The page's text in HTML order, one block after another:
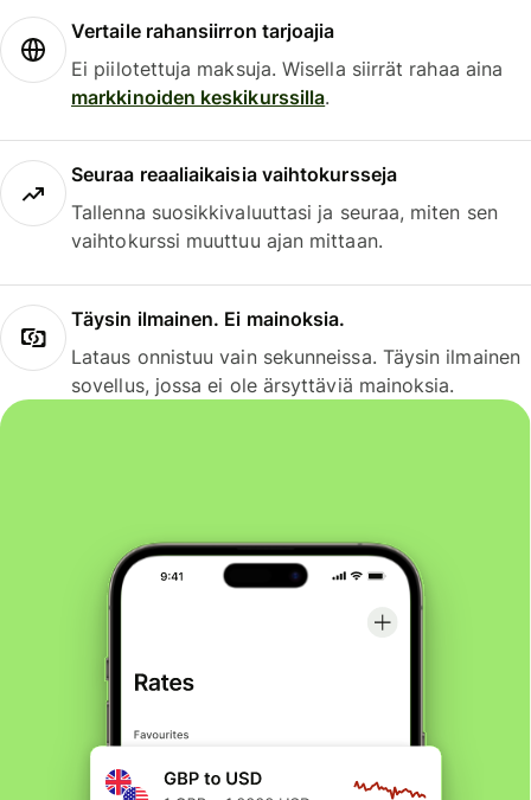
Vertaile rahansiirron tarjoajia
Ei piilotettuja maksuja. Wisella siirrät rahaa aina
markkinoiden keskikurssilla.
Seuraa reaaliaikaisia vaihtokursseja
Tallenna suosikkivaluuttasi ja seuraa, miten sen
vaihtokurssi muuttuu ajan mittaan.
Täysin ilmainen. Ei mainoksia.
Lataus onnistuu vain sekunneissa. Täysin ilmainen
sovellus, jossa ei ole ärsyttäviä mainoksia.